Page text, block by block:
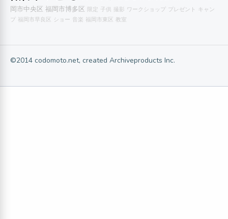
岡市中央区 福岡市博多区 限定 子供 撮影 ワークショップ プレゼント キャン
プ 福岡市早良区 ショー 音楽 福岡市東区 教室
©2014 codomoto.net, created Archiveproducts Inc.